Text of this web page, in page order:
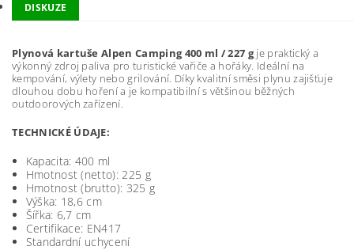
DISKUZE
Plynová kartuše Alpen Camping 400 ml / 227 gje praktický a
výkonný zdroj paliva pro turistické vařiče a hořáky. Ideální na
kempování, výlety nebo grilování. Díky kvalitní směsi plynu zajišťuje
dlouhou dobu hoření a je kompatibilní s většinou běžných
outdoorových zařízení.
TECHNICKÉ ÚDAJE:
Kapacita: 400 ml
Hmotnost (netto): 225 g
Hmotnost (brutto): 325 g
Výška: 18,6 cm
Šířka: 6,7 cm
Certifikace: EN417
Standardní uchycení